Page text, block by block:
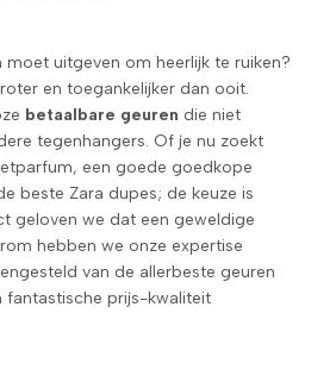
uitgeven om heerlijk te ruiken?
en toegankelijker dan ooit.
betaalbare geuren die niet
tegenhangers. Of je nu zoekt
een goede goedkope
beste Zara dupes; de keuze is
geloven we dat een geweldige
hebben we onze expertise
van de allerbeste geuren
prijs-kwaliteit